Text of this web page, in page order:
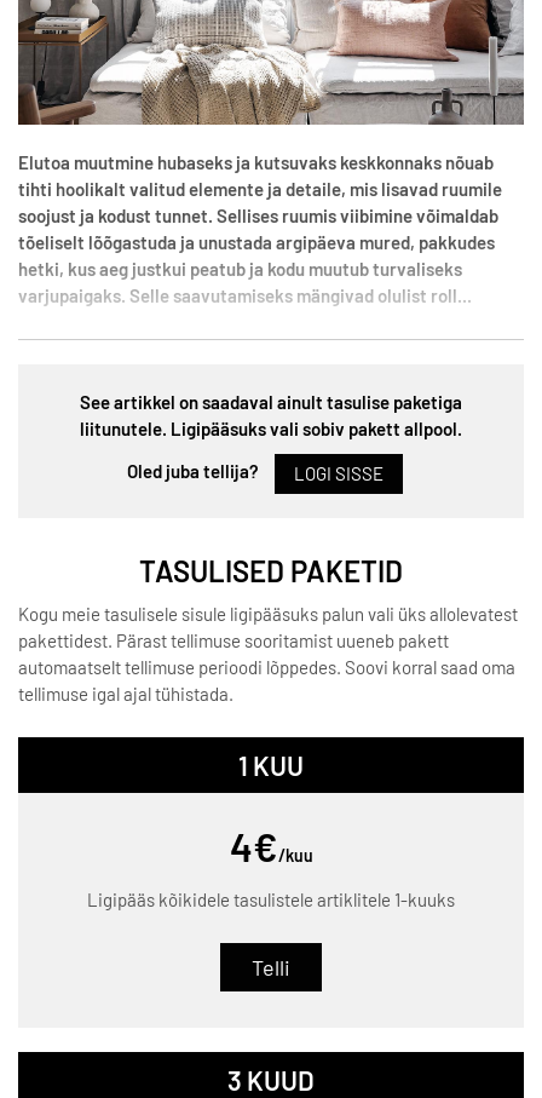
Elutoa muutmine hubaseks ja kutsuvaks keskkonnaks nõuab
tihti hoolikalt valitud elemente ja detaile, mis lisavad ruumile
soojust ja kodust tunnet. Sellises ruumis viibimine võimaldab
tõeliselt lõõgastuda ja unustada argipäeva mured, pakkudes
hetki, kus aeg justkui peatub ja kodu muutub turvaliseks
varjupaigaks. Selle saavutamiseks mängivad olulist roll...
See artikkel on saadaval ainult tasulise paketiga
liitunutele. Ligipääsuks vali sobiv pakett allpool.
Oled juba tellija?
LOGI SISSE
TASULISED PAKETID
Kogu meie tasulisele sisule ligipääsuks palun vali üks allolevatest
pakettidest. Pärast tellimuse sooritamist uueneb pakett
automaatselt tellimuse perioodi lõppedes. Soovi korral saad oma
tellimuse igal ajal tühistada.
1 KUU
4€/kuu
Ligipääs kõikidele tasulistele artiklitele 1-kuuks
Telli
3 KUUD